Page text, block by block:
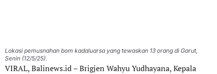
Lokasi pemusnahan bom kadaluarsa yang tewaskan 13 orang di Garut,
Senin (12/5/25).
VIRAL, Balinews.id – Brigjen Wahyu Yudhayana, Kepala